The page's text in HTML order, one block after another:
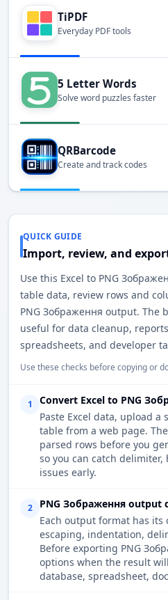
TiPDF
Everyday PDF tools
5 Letter Words
Solve word puzzles faster
QRBarcode
Create and track codes
QUICK GUIDE
Import, review, and
Use this Excel to PNG
table data, review rows and
PNG Зображення output. The
useful for data cleanup,
spreadsheets, and developer
Use these checks before copying or
1
Convert Excel to PNG
Paste Excel data, upload
table from a web page.
parsed rows before you
so you can catch
issues early.
2
PNG Зображення output
Each output format has its
escaping, indentation,
Before exporting PNG
options when the result
database, spreadsheet,